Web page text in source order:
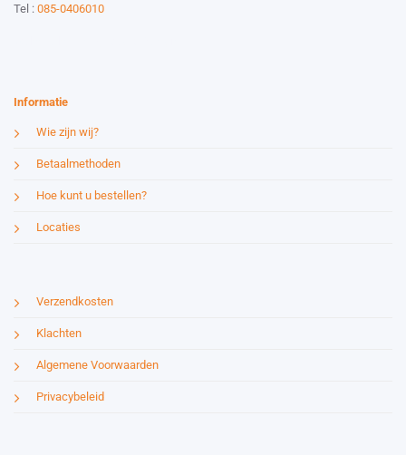
Tel : 085-0406010
Informatie
Wie zijn wij?
Betaalmethoden
Hoe kunt u bestellen?
Locaties
Verzendkosten
Klachten
Algemene Voorwaarden
Privacybeleid